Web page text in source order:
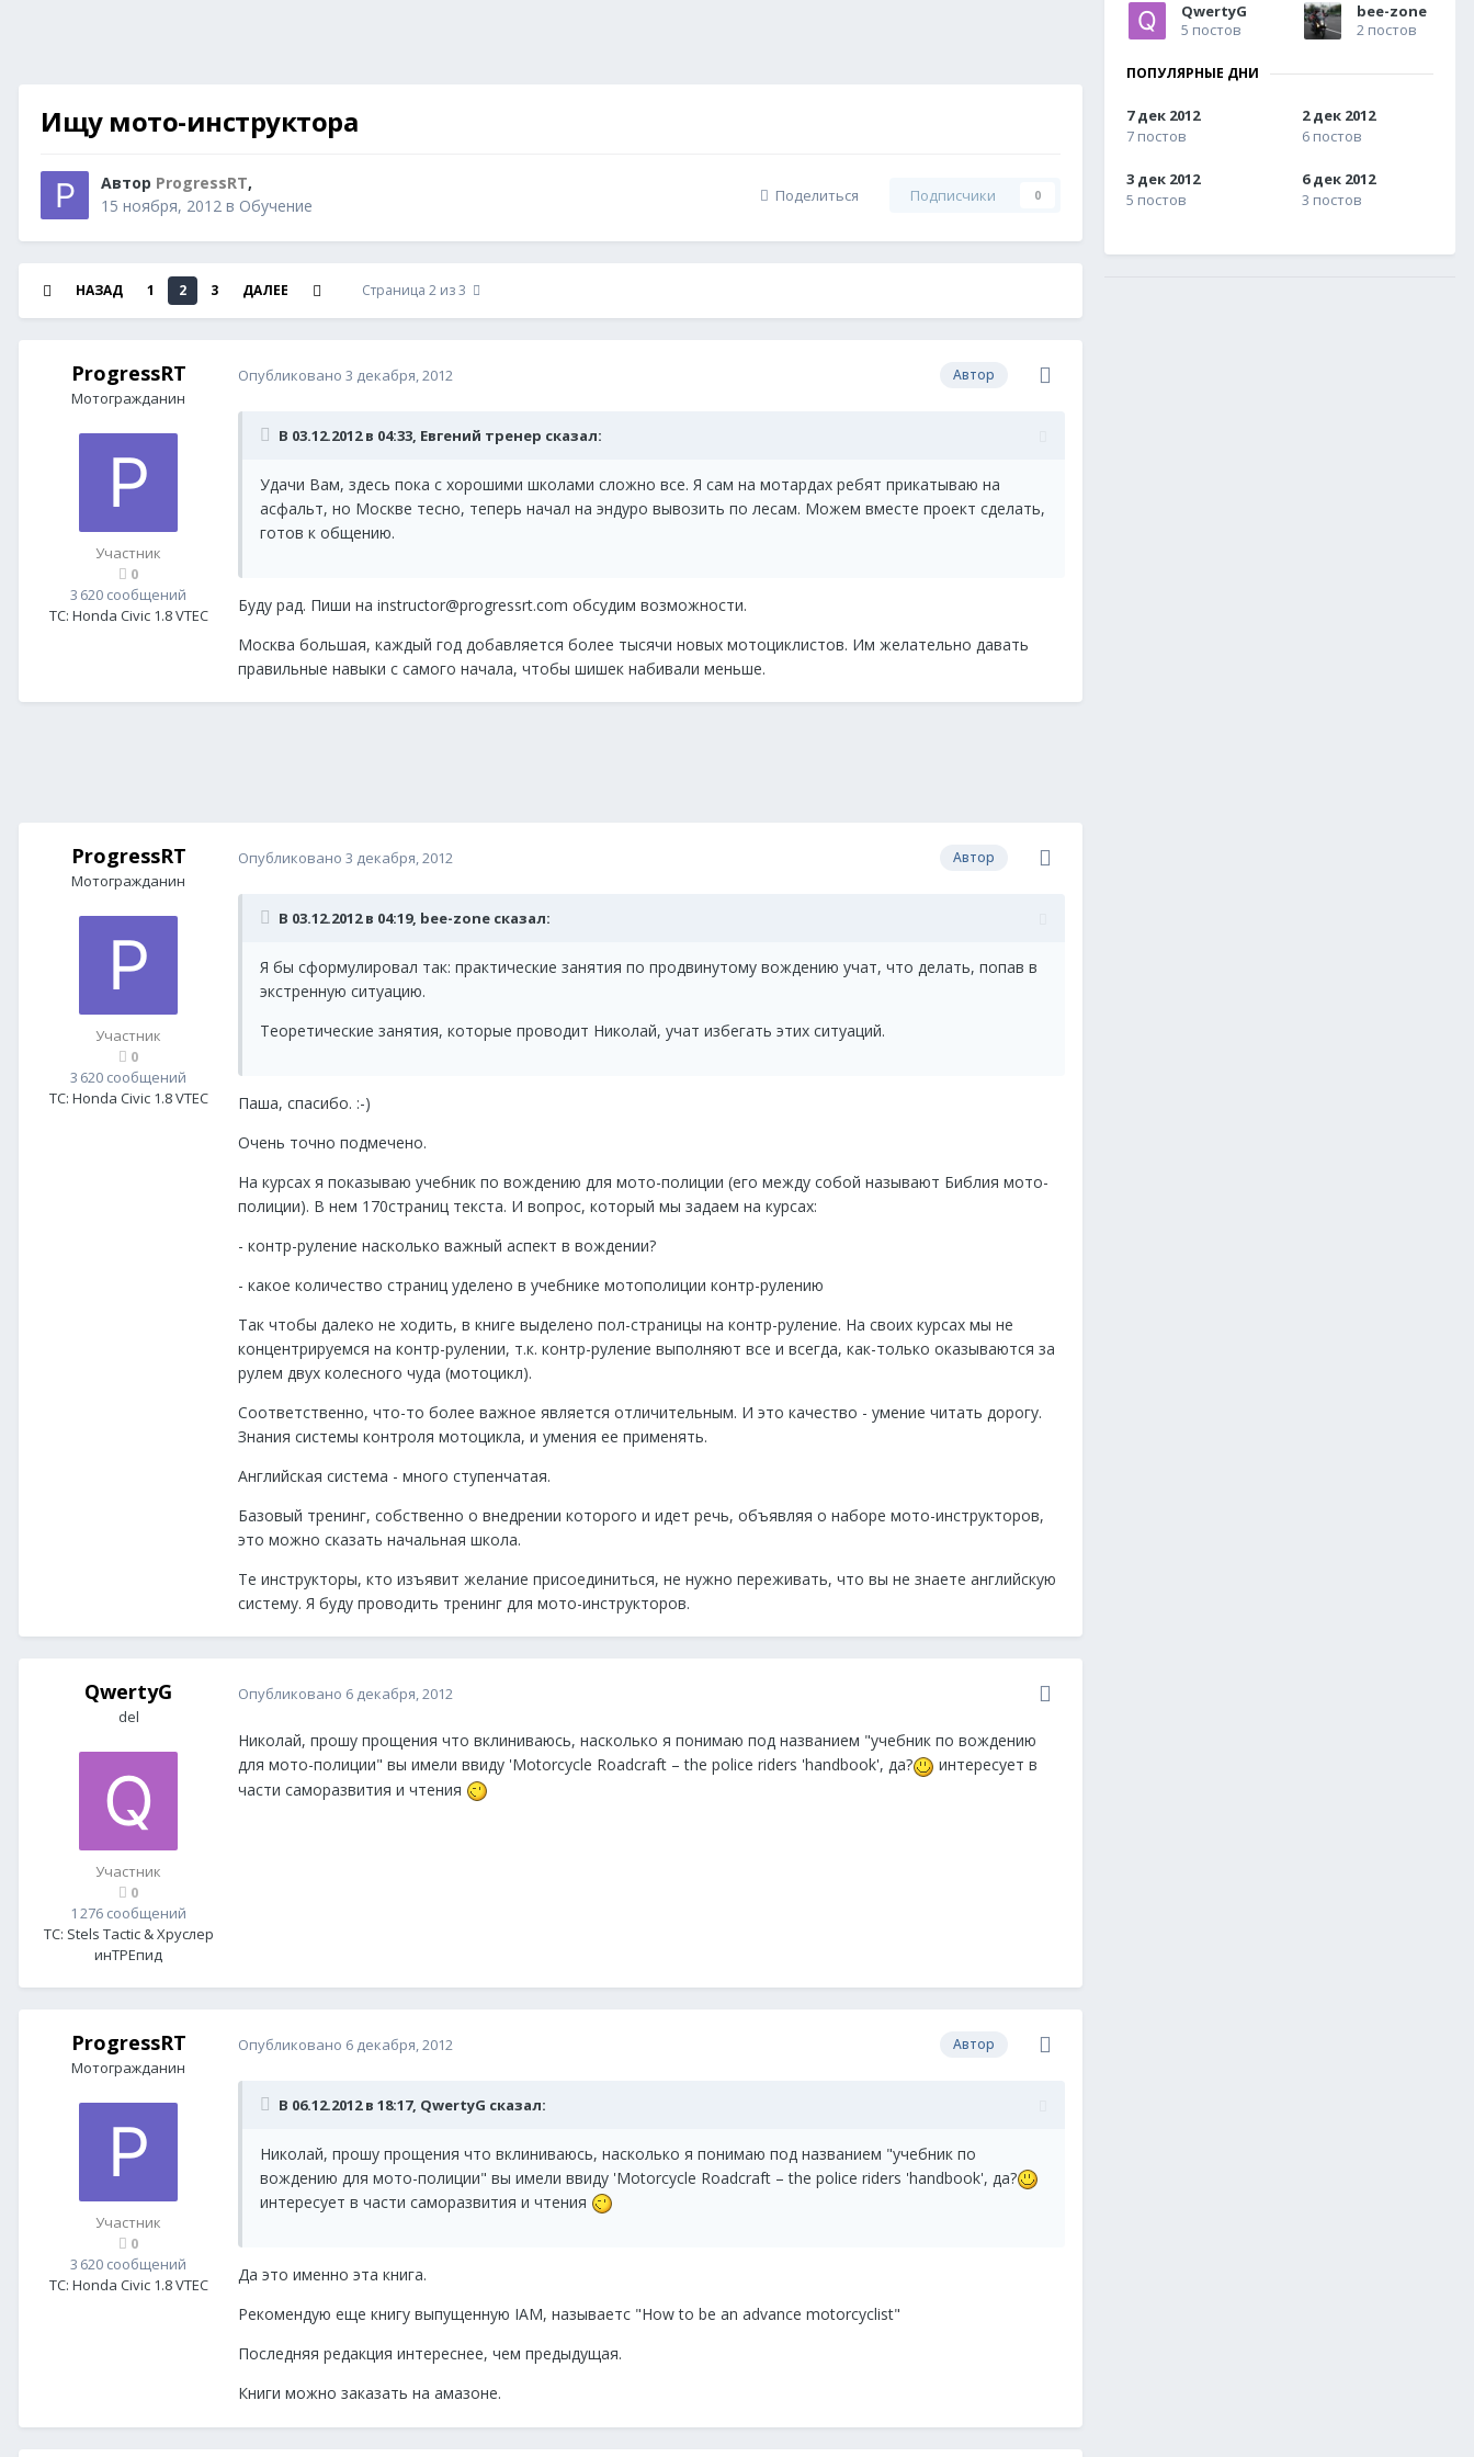
Ищу мото-инструктора
Автор ProgressRT,
15 ноября, 2012 в Обучение Поделиться Подписчики 0
НАЗАД 1 2 3 ДАЛЕЕ Страница 2 из 3
ProgressRT
Мотогражданин
Участник
0
3 620 сообщений
ТС: Honda Civic 1.8 VTEC
Автор
Опубликовано 3 декабря, 2012
В 03.12.2012 в 04:33, Евгений тренер сказал:
Удачи Вам, здесь пока с хорошими школами сложно все. Я сам на мотардах ребят прикатываю на
асфальт, но Москве тесно, теперь начал на эндуро вывозить по лесам. Можем вместе проект сделать,
готов к общению.
Буду рад. Пиши на instructor@progressrt.com обсудим возможности.
Москва большая, каждый год добавляется более тысячи новых мотоциклистов. Им желательно давать
правильные навыки с самого начала, чтобы шишек набивали меньше.
ProgressRT
Мотогражданин
Участник
0
3 620 сообщений
ТС: Honda Civic 1.8 VTEC
Автор
Опубликовано 3 декабря, 2012
В 03.12.2012 в 04:19, bee-zone сказал:
Я бы сформулировал так: практические занятия по продвинутому вождению учат, что делать, попав в
экстренную ситуацию.
Теоретические занятия, которые проводит Николай, учат избегать этих ситуаций.
Паша, спасибо. :-)
Очень точно подмечено.
На курсах я показываю учебник по вождению для мото-полиции (его между собой называют Библия мото-
полиции). В нем 170страниц текста. И вопрос, который мы задаем на курсах:
- контр-руление насколько важный аспект в вождении?
- какое количество страниц уделено в учебнике мотополиции контр-рулению
Так чтобы далеко не ходить, в книге выделено пол-страницы на контр-руление. На своих курсах мы не
концентрируемся на контр-рулении, т.к. контр-руление выполняют все и всегда, как-только оказываются за
рулем двух колесного чуда (мотоцикл).
Соответственно, что-то более важное является отличительным. И это качество - умение читать дорогу.
Знания системы контроля мотоцикла, и умения ее применять.
Английская система - много ступенчатая.
Базовый тренинг, собственно о внедрении которого и идет речь, объявляя о наборе мото-инструкторов,
это можно сказать начальная школа.
Те инструкторы, кто изъявит желание присоединиться, не нужно переживать, что вы не знаете английскую
систему. Я буду проводить тренинг для мото-инструкторов.
QwertyG
del
Участник
0
1 276 сообщений
ТС: Stels Tactic & Хруслер
инТРЕпид
Опубликовано 6 декабря, 2012
Николай, прошу прощения что вклиниваюсь, насколько я понимаю под названием "учебник по вождению
для мото-полиции" вы имели ввиду 'Motorcycle Roadcraft – the police riders 'handbook', да?
интересует в
части саморазвития и чтения
ProgressRT
Мотогражданин
Участник
0
3 620 сообщений
ТС: Honda Civic 1.8 VTEC
Автор
Опубликовано 6 декабря, 2012
В 06.12.2012 в 18:17, QwertyG сказал:
Николай, прошу прощения что вклиниваюсь, насколько я понимаю под названием "учебник по
вождению для мото-полиции" вы имели ввиду 'Motorcycle Roadcraft – the police riders 'handbook', да?
интересует в части саморазвития и чтения
Да это именно эта книга.
Рекомендую еще книгу выпущенную IAM, называетс "How to be an advance motorcyclist"
Последняя редакция интереснее, чем предыдущая.
Книги можно заказать на амазоне.
QwertyG
5 постов
bee-zone
2 постов
ПОПУЛЯРНЫЕ ДНИ
7 дек 2012
7 постов
2 дек 2012
6 постов
3 дек 2012
5 постов
6 дек 2012
3 постов